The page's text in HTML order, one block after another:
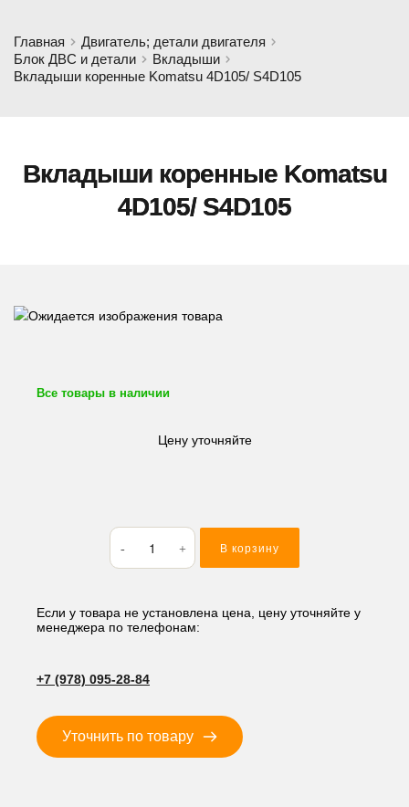
Главная
Двигатель; детали двигателя
Блок ДВС и детали
Вкладыши
Вкладыши коренные Komatsu 4D105/ S4D105
Вкладыши коренные Komatsu
4D105/ S4D105
Все товары в наличии
Цену уточняйте
Количество
товара
Вкладыши
Komatsu
4D105/
В корзину
Если у товара не установлена цена, цену уточняйте у
менеджера по телефонам:
+7 (978) 095-28-84
Уточнить по товару